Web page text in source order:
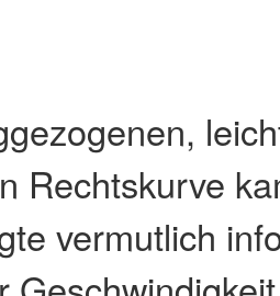
Rechtskurve
vermutlich